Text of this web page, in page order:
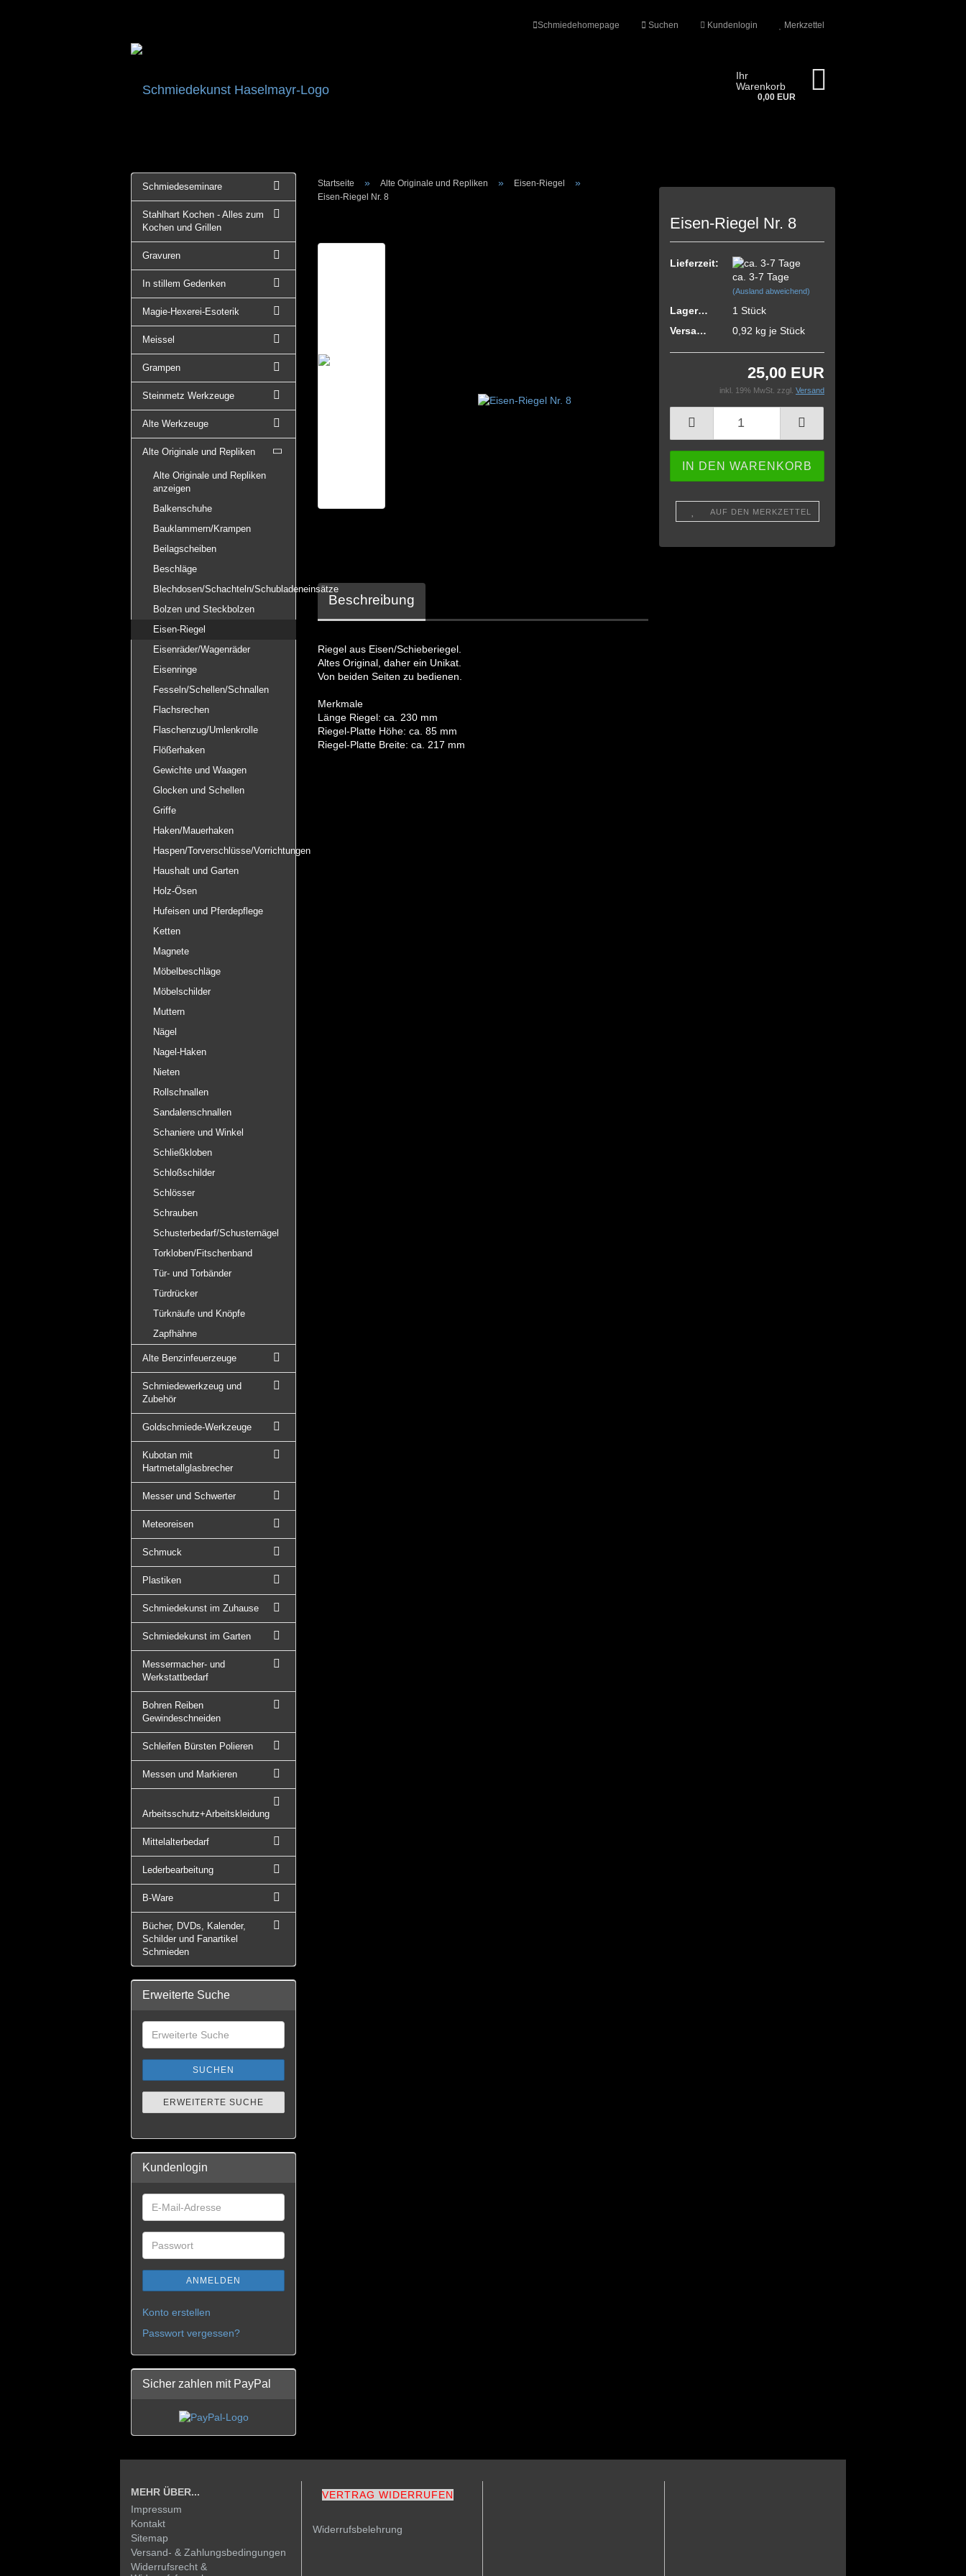
Schmiedehomepage Suchen Kundenlogin Merkzettel
Ihr
Warenkorb
0,00 EUR
Startseite » Alte Originale und Repliken » Eisen-Riegel »
Eisen-Riegel Nr. 8
Eisen-Riegel Nr. 8
Lieferzeit:
ca. 3-7 Tage
(Ausland abweichend)
Lagerbestand: 1 Stück
Versandgewicht:
0,92 kg je Stück
25,00 EUR
inkl. 19% MwSt. zzgl. Versand
AUF DEN MERKZETTEL
Beschreibung
Riegel aus Eisen/Schieberiegel.
Altes Original, daher ein Unikat.
Von beiden Seiten zu bedienen.
Merkmale
Länge Riegel: ca. 230 mm
Riegel-Platte Höhe: ca. 85 mm
Riegel-Platte Breite: ca. 217 mm
Schmiedeseminare
Stahlhart Kochen - Alles zum
Kochen und Grillen
Gravuren
In stillem Gedenken
Magie-Hexerei-Esoterik
Meissel
Grampen
Steinmetz Werkzeuge
Alte Werkzeuge
Alte Originale und Repliken
Alte Originale und Repliken
anzeigen
Balkenschuhe
Bauklammern/Krampen
Beilagscheiben
Beschläge
Blechdosen/Schachteln/Schubladeneinsätze
Bolzen und Steckbolzen
Eisen-Riegel
Eisenräder/Wagenräder
Eisenringe
Fesseln/Schellen/Schnallen
Flachsrechen
Flaschenzug/Umlenkrolle
Flößerhaken
Gewichte und Waagen
Glocken und Schellen
Griffe
Haken/Mauerhaken
Haspen/Torverschlüsse/Vorrichtungen
Haushalt und Garten
Holz-Ösen
Hufeisen und Pferdepflege
Ketten
Magnete
Möbelbeschläge
Möbelschilder
Muttern
Nägel
Nagel-Haken
Nieten
Rollschnallen
Sandalenschnallen
Schaniere und Winkel
Schließkloben
Schloßschilder
Schlösser
Schrauben
Schusterbedarf/Schusternägel
Torkloben/Fitschenband
Tür- und Torbänder
Türdrücker
Türknäufe und Knöpfe
Zapfhähne
Alte Benzinfeuerzeuge
Schmiedewerkzeug und
Zubehör
Goldschmiede-Werkzeuge
Kubotan mit
Hartmetallglasbrecher
Messer und Schwerter
Meteoreisen
Schmuck
Plastiken
Schmiedekunst im Zuhause
Schmiedekunst im Garten
Messermacher- und
Werkstattbedarf
Bohren Reiben
Gewindeschneiden
Schleifen Bürsten Polieren
Messen und Markieren
Arbeitsschutz+Arbeitskleidung
Mittelalterbedarf
Lederbearbeitung
B-Ware
Bücher, DVDs, Kalender,
Schilder und Fanartikel
Schmieden
Erweiterte Suche
SUCHEN
ERWEITERTE SUCHE
Kundenlogin
ANMELDEN
Konto erstellen
Passwort vergessen?
Sicher zahlen mit PayPal
MEHR ÜBER...
Impressum
Kontakt
Sitemap
Versand- & Zahlungsbedingungen
Widerrufsrecht &
VERTRAG WIDERRUFEN
Widerrufsbelehrung